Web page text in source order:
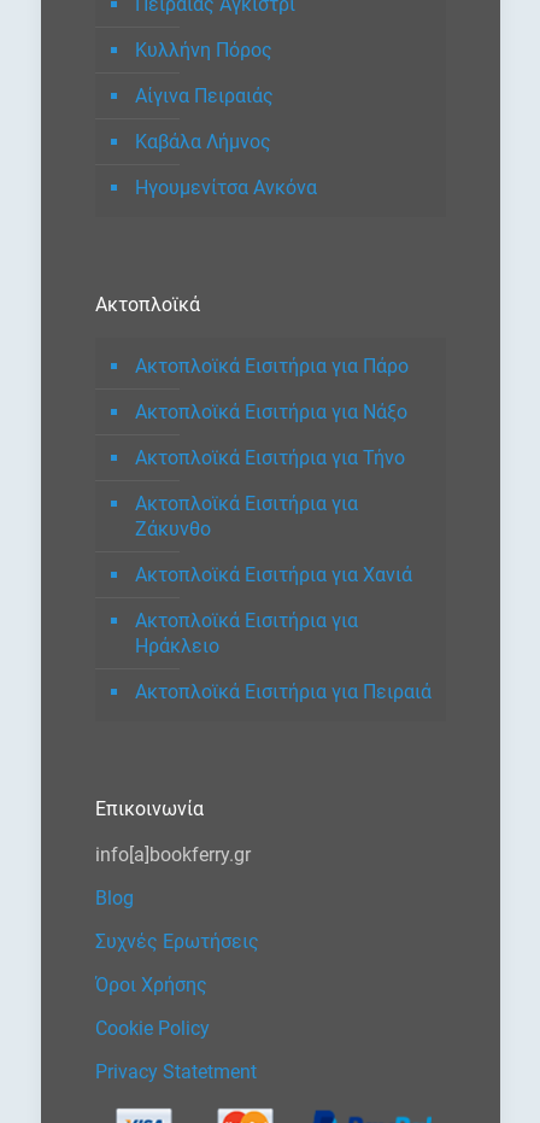
Κυλλήνη Πόρος
Αίγινα Πειραιάς
Καβάλα Λήμνος
Ηγουμενίτσα Ανκόνα
Ακτοπλοϊκά
Ακτοπλοϊκά Εισιτήρια για Πάρο
Ακτοπλοϊκά Εισιτήρια για Νάξο
Ακτοπλοϊκά Εισιτήρια για Τήνο
Ακτοπλοϊκά Εισιτήρια για
Ζάκυνθο
Ακτοπλοϊκά Εισιτήρια για Χανιά
Ακτοπλοϊκά Εισιτήρια για
Ηράκλειο
Ακτοπλοϊκά Εισιτήρια για Πειραιά
Επικοινωνία
info[a]bookferry.gr
Blog
Συχνές Ερωτήσεις
Όροι Χρήσης
Cookie Policy
Privacy Statetment